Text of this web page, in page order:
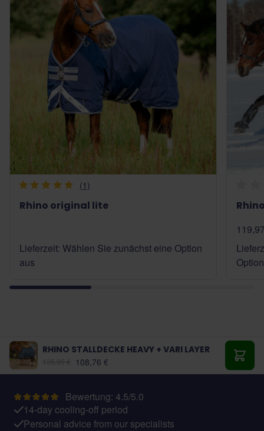
(1)
Rhino original lite
Lieferzeit: Wählen Sie zunächst eine Option
aus
RHINO STALLDECKE HEAVY + VARI LAYER
Ab:
108,76 € In
Bewertung: 4.5/5.0
14-day cooling-off period
Personal advice from our specialists